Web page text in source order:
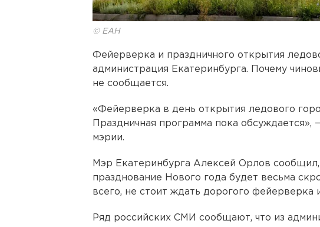
© ЕАН
Фейерверка и праздничного открытия
администрация Екатеринбурга. Почему
не сообщается.
«Фейерверка в день открытия ледового
Праздничная программа пока обсуждается»,
мэрии.
Мэр Екатеринбурга Алексей Орлов сообщил,
празднование Нового года будет весьма
всего, не стоит ждать дорогого фейерверка
Ряд российских СМИ сообщают, что из